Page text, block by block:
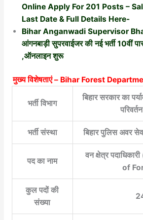
Online Apply For 201 Posts –
Last Date & Full Details Here-
Bihar Anganwadi Supervisor
आंगनबाड़ी सुपरवाईजर की नई भर्ती 10वीं
,ऑनलाइन शुरू
मुख्य विशेषताएं – Bihar Forest
भर्ती विभाग
बिहार सरकार का
भर्ती संस्था बिहार पुलिस अवर
पद का नाम
वन क्षेत्र
of
कुल पदों की
संख्या